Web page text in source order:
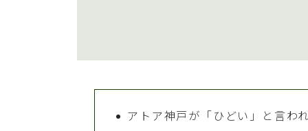
アトア神戸が「ひどい」と言わ